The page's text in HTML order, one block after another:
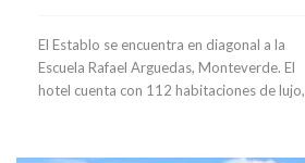
El Establo se encuentra en diagonal a la
Escuela Rafael Arguedas, Monteverde. El
hotel cuenta con 112 habitaciones de lujo,